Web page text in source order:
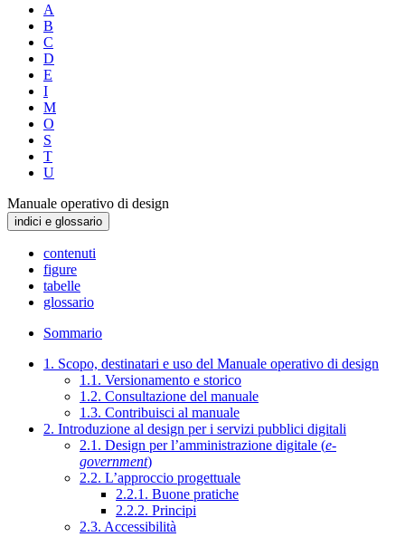
A
B
C
D
E
I
M
O
S
T
U
Manuale operativo di design
indici e glossario
contenuti
figure
tabelle
glossario
Sommario
1. Scopo, destinatari e uso del Manuale operativo di design
1.1. Versionamento e storico
1.2. Consultazione del manuale
1.3. Contribuisci al manuale
2. Introduzione al design per i servizi pubblici digitali
2.1. Design per l’amministrazione digitale (e-
government)
2.2. L’approccio progettuale
2.2.1. Buone pratiche
2.2.2. Principi
2.3. Accessibilità